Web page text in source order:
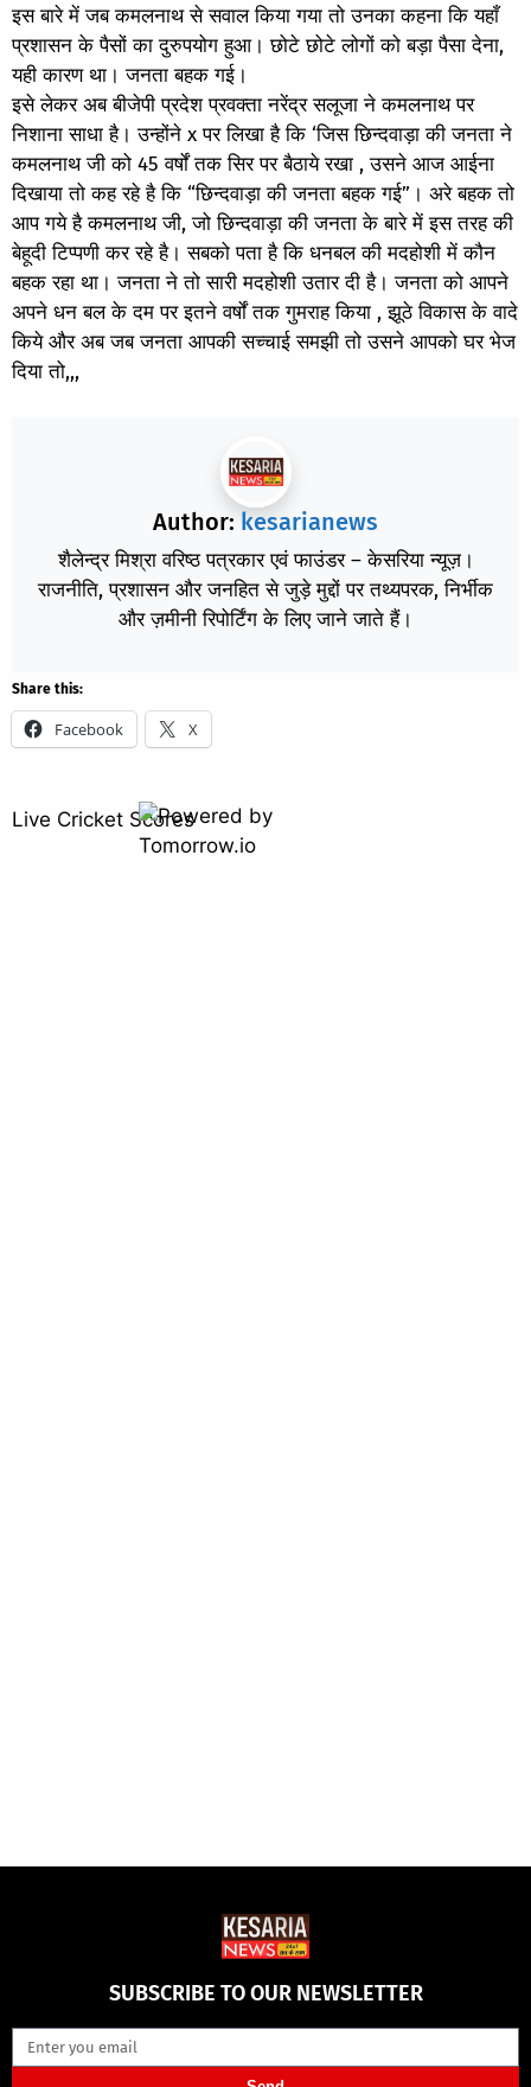
इस बारे में जब कमलनाथ से सवाल किया गया तो उनका कहना कि यहाँ
प्रशासन के पैसों का दुरुपयोग हुआ। छोटे छोटे लोगों को बड़ा पैसा देना,
यही कारण था। जनता बहक गई।
इसे लेकर अब बीजेपी प्रदेश प्रवक्ता नरेंद्र सलूजा ने कमलनाथ पर
निशाना साधा है। उन्होंने x पर लिखा है कि ‘जिस छिन्दवाड़ा की जनता ने
कमलनाथ जी को 45 वर्षों तक सिर पर बैठाये रखा , उसने आज आईना
दिखाया तो कह रहे है कि “छिन्दवाड़ा की जनता बहक गई”। अरे बहक तो
आप गये है कमलनाथ जी, जो छिन्दवाड़ा की जनता के बारे में इस तरह की
बेहूदी टिप्पणी कर रहे है। सबको पता है कि धनबल की मदहोशी में कौन
बहक रहा था। जनता ने तो सारी मदहोशी उतार दी है। जनता को आपने
अपने धन बल के दम पर इतने वर्षों तक गुमराह किया , झूठे विकास के वादे
किये और अब जब जनता आपकी सच्चाई समझी तो उसने आपको घर भेज
दिया तो,,,
Author: kesarianews
शैलेन्द्र मिश्रा वरिष्ठ पत्रकार एवं फाउंडर – केसरिया न्यूज़।
राजनीति, प्रशासन और जनहित से जुड़े मुद्दों पर तथ्यपरक, निर्भीक
और ज़मीनी रिपोर्टिंग के लिए जाने जाते हैं।
Share this:
Facebook X
Live Cricket Scores
SUBSCRIBE TO OUR NEWSLETTER